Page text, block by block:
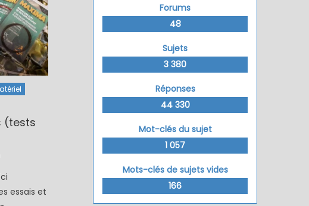
(tests
essais et
Forums
48
Sujets
3 380
Réponses
44 330
Mot-clés du sujet
1 057
Mots-clés de sujets vides
166